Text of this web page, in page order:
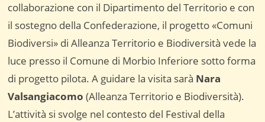
collaborazione con il Dipartimento del Territorio e con
il sostegno della Confederazione, il progetto «Comuni
Biodiversi» di Alleanza Territorio e Biodiversità vede la
luce presso il Comune di Morbio Inferiore sotto forma
di progetto pilota. A guidare la visita sarà Nara
Valsangiacomo (Alleanza Territorio e Biodiversità).
L’attività si svolge nel contesto del Festival della